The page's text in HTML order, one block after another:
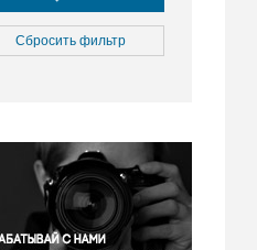
Культура
Медицина
Окружающая среда
Политика
Правосудие
Происшествия и конфликты
Сбросить фильтр